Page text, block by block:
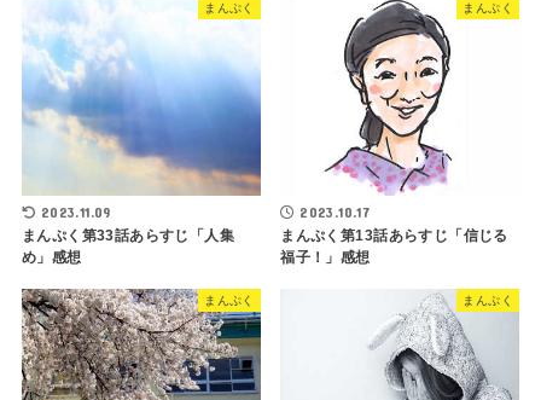
まんぷく
2023.11.09
まんぷく第33話あらすじ「人集
め」感想
まんぷく
2023.10.17
まんぷく第13話あらすじ「信じる
福子！」感想
まんぷく まんぷく